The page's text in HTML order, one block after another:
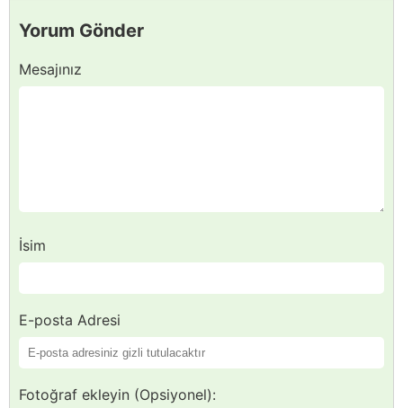
Yorum Gönder
Mesajınız
İsim
E-posta Adresi
Fotoğraf ekleyin (Opsiyonel):